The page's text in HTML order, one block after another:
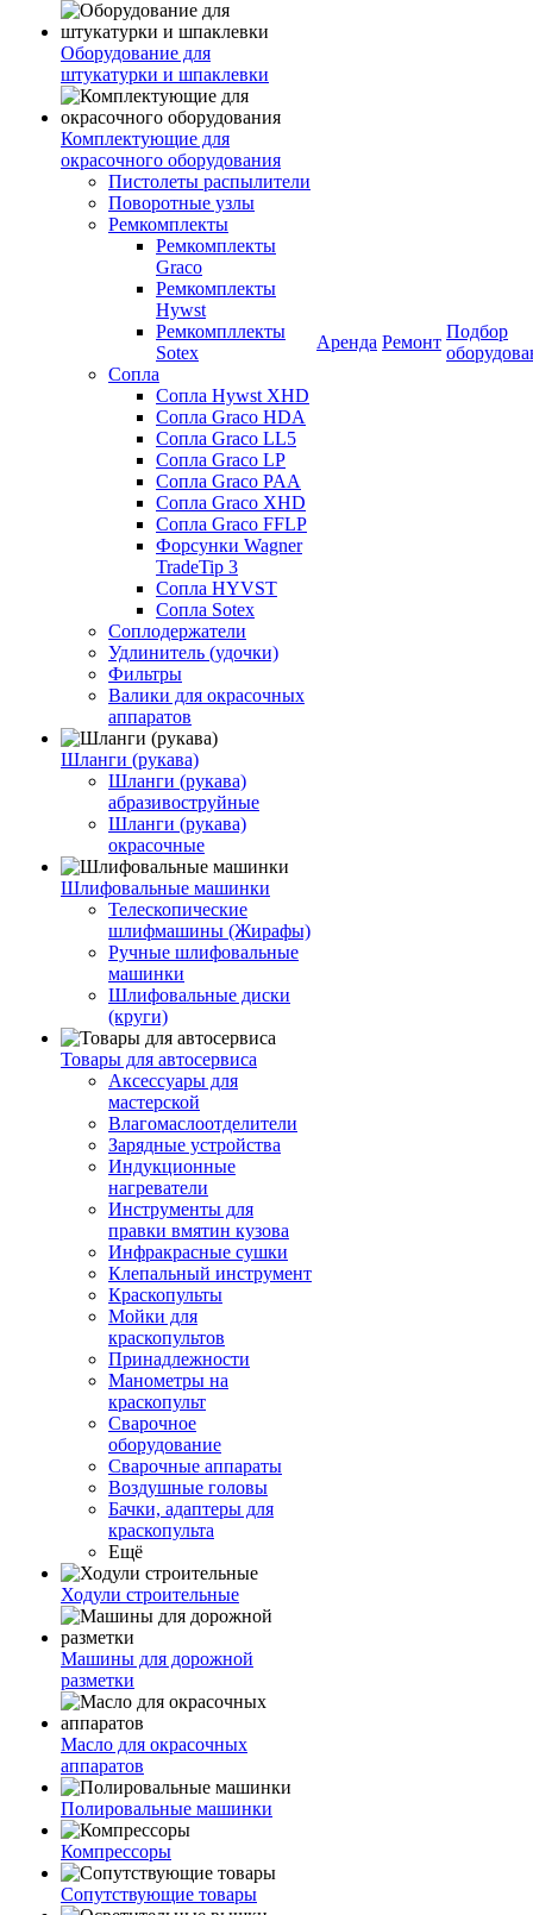
Оборудование для
штукатурки и шпаклевки
Комплектующие для
окрасочного оборудования
Пистолеты распылители
Поворотные узлы
Ремкомплекты
Ремкомплекты
Graco
Ремкомплекты
Hywst
Ремкомпллекты
Sotex
Сопла
Сопла Hywst XHD
Сопла Graco HDA
Сопла Graco LL5
Сопла Graco LP
Сопла Graco PAA
Сопла Graco XHD
Сопла Graco FFLP
Форсунки Wagner
TradeTip 3
Сопла HYVST
Сопла Sotex
Соплодержатели
Удлинитель (удочки)
Фильтры
Валики для окрасочных
аппаратов
Шланги (рукава)
Шланги (рукава)
абразивоструйные
Шланги (рукава)
окрасочные
Шлифовальные машинки
Телескопические
шлифмашины (Жирафы)
Ручные шлифовальные
машинки
Шлифовальные диски
(круги)
Товары для автосервиса
Аксессуары для
мастерской
Влагомаслоотделители
Зарядные устройства
Индукционные
нагреватели
Инструменты для
правки вмятин кузова
Инфракрасные сушки
Клепальный инструмент
Краскопульты
Мойки для
краскопультов
Принадлежности
Манометры на
краскопульт
Сварочное
оборудование
Сварочные аппараты
Воздушные головы
Бачки, адаптеры для
краскопульта
Ещё
Ходули строительные
Машины для дорожной
разметки
Масло для окрасочных
аппаратов
Полировальные машинки
Компрессоры
Сопутствующие товары
Аренда Ремонт
Подбор